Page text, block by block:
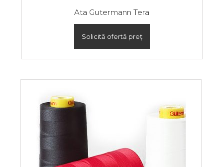
Ata Gutermann Tera
Solicită ofertă preț